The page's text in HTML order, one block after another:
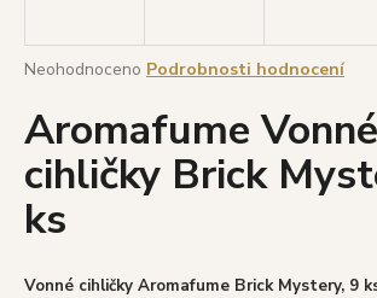
Průměrné
produktu
je
z
5
hvězdiček.
Neohodnoceno Podrobnosti hodnocení
Aromafume Vonné
cihličky Brick
ks
Vonné cihličky Aromafume Brick Mystery, 9
j
t
?
HLEDAT